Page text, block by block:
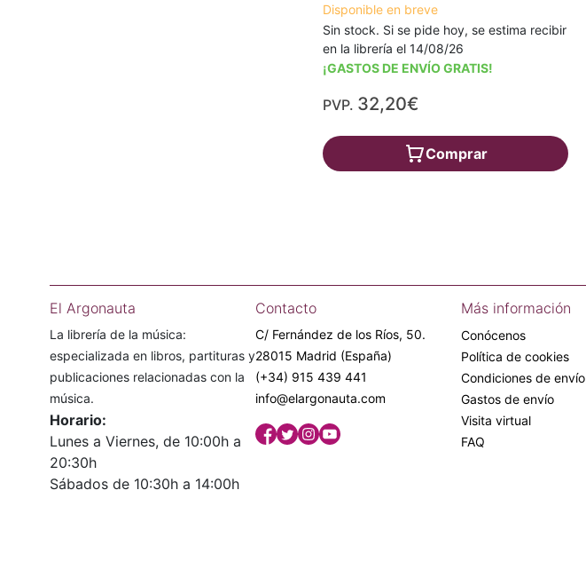
Disponible en breve
Sin stock. Si se pide hoy, se estima recibir
en la librería el 14/08/26
¡GASTOS DE ENVÍO GRATIS!
PVP. 32,20€
Comprar
El Argonauta
La librería de la música:
especializada en libros, partituras y
publicaciones relacionadas con la
música.
Horario:
Lunes a Viernes, de 10:00h a
20:30h
Sábados de 10:30h a 14:00h
Contacto
C/ Fernández de los Ríos, 50.
28015 Madrid (España)
(+34) 915 439 441
info@elargonauta.com
Más información
Conócenos
Política de cookies
Condiciones de envío
Gastos de envío
Visita virtual
FAQ